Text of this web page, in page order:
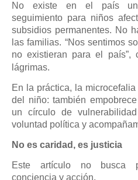
No existe en el país un
seguimiento para niños
subsidios permanentes. No
las familias. “Nos sentimos
no existieran para el país”,
lágrimas.
En la práctica, la
del niño: también
un círculo de
voluntad política y
No es caridad, es justicia
Este artículo no busca
conciencia y acción.